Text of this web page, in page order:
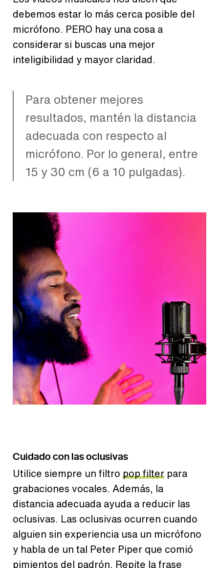
debemos estar lo más cerca posible del
micrófono. PERO hay una cosa a
considerar si buscas una mejor
inteligibilidad y mayor claridad.
Para obtener mejores
resultados, mantén la distancia
adecuada con respecto al
micrófono. Por lo general, entre
15 y 30 cm (6 a 10 pulgadas).
Cuidado con las oclusivas
Utilice siempre un filtro pop filter para
grabaciones vocales. Además, la
distancia adecuada ayuda a reducir las
oclusivas. Las oclusivas ocurren cuando
alguien sin experiencia usa un micrófono
y habla de un tal Peter Piper que comió
pimientos del padrón. Repite la frase